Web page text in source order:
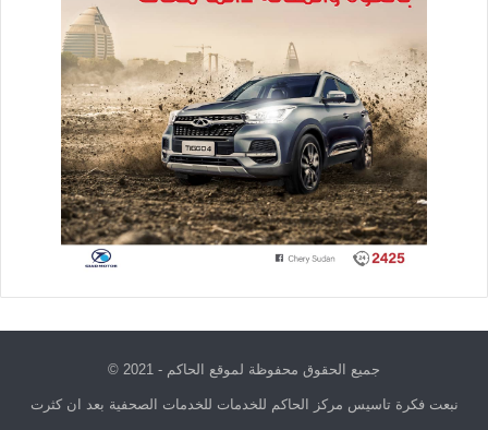
جميع الحقوق محفوظة لموقع الحاكم - 2021 ©
نبعت فكرة تاسيس مركز الحاكم للخدمات للخدمات الصحفية بعد ان كثرت